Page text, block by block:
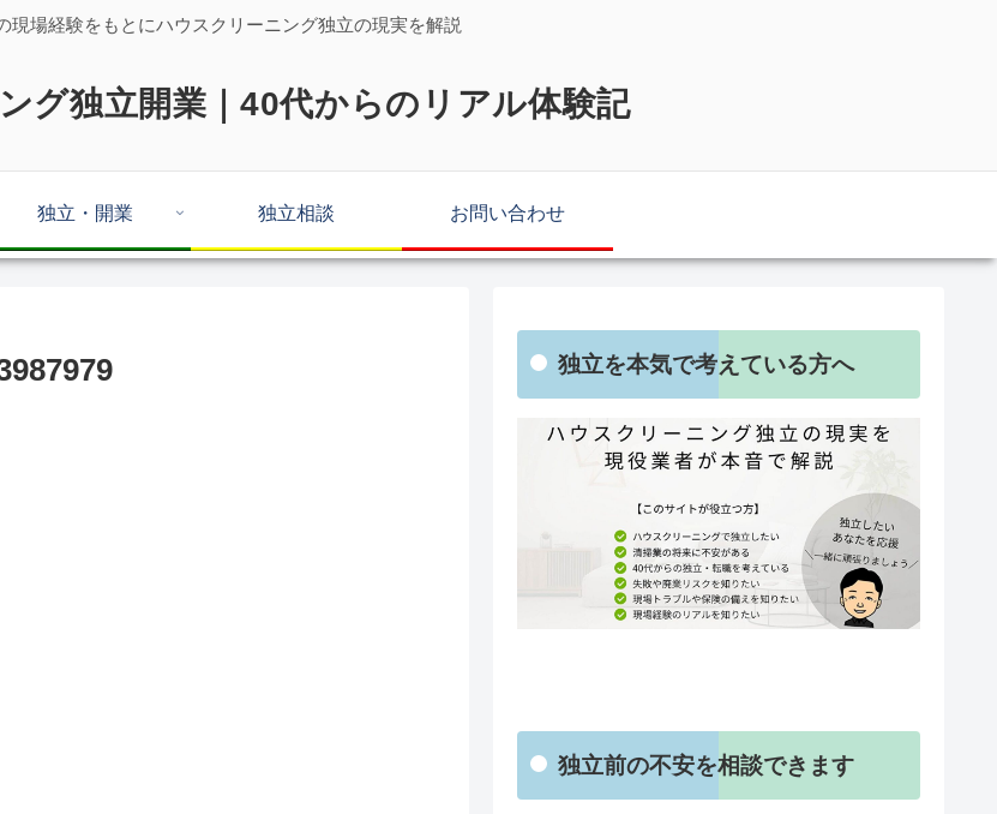
現場経験をもとにハウスクリーニング独立の現実を解説
グ独立開業｜40代からのリアル体験記
独立・開業 独立相談 お問い合わせ
独立を本気で考えている方へ
独立前の不安を相談できます